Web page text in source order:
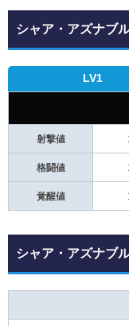
シャア・アズナブ
LV1
射撃値
格闘値
覚醒値
シャア・アズナブ